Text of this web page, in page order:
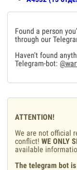
Found a person
through our
Haven't found
Telegram-bot:
ATTENTION!
We are not official
conflict! WE ONLY
available
The telegram bot